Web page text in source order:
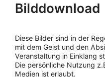
Bilddownload
Diese Bilder sind in der
mit dem Geist und den
Veranstaltung in Einklang
Die persönliche Nutzung
Medien ist erlaubt.